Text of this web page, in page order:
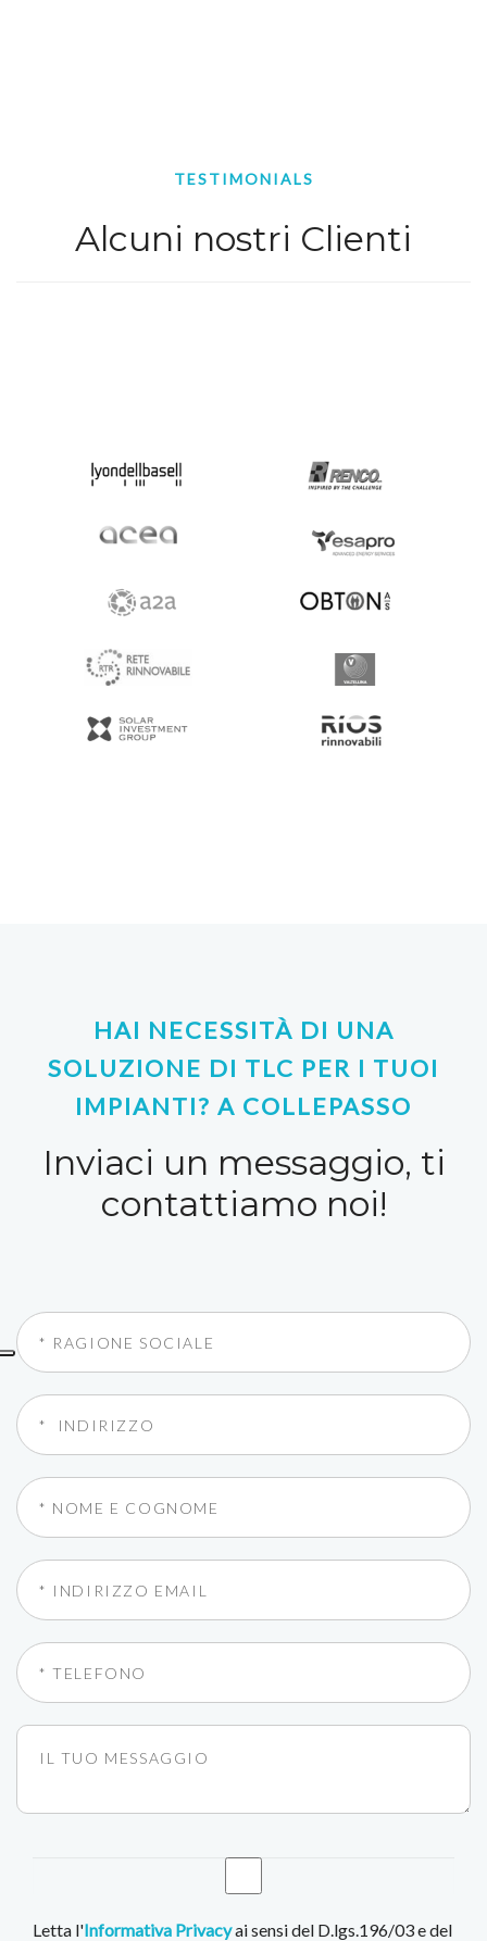
TESTIMONIALS
Alcuni nostri Clienti
HAI NECESSITÀ DI UNA
SOLUZIONE DI TLC PER I TUOI
IMPIANTI? A COLLEPASSO
Inviaci un messaggio, ti
contattiamo noi!
Letta l'Informativa Privacyai sensi del D.lgs.196/03 e del